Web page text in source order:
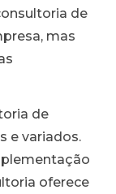
de
mas
de
e variados.
oferece